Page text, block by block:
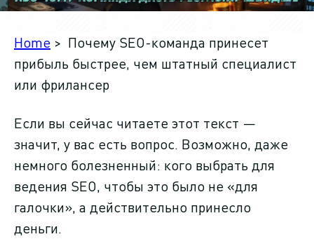
Отзывы
почему
Фрилансер VS
JobStudio
Home > Почему SEO-команда принесет
прибыль быстрее, чем штатный специалист
или фрилансер
Если вы сейчас читаете этот текст —
значит, у вас есть вопрос. Возможно, даже
немного болезненный: кого выбрать для
ведения SEO, чтобы это было не «для
галочки», а действительно принесло
деньги.